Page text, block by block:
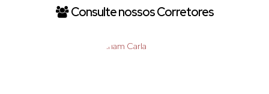
Consulte nossos Corretores